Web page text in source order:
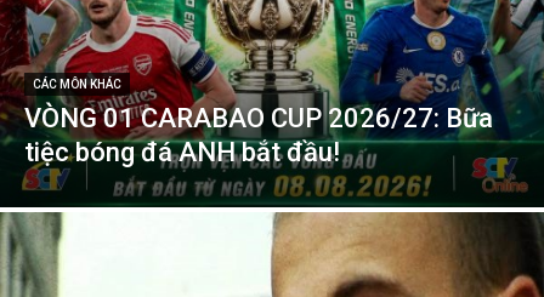
CÁC MÔN KHÁC
VÒNG 01 CARABAO CUP 2026/27: Bữa
tiệc bóng đá ANH bắt đầu!